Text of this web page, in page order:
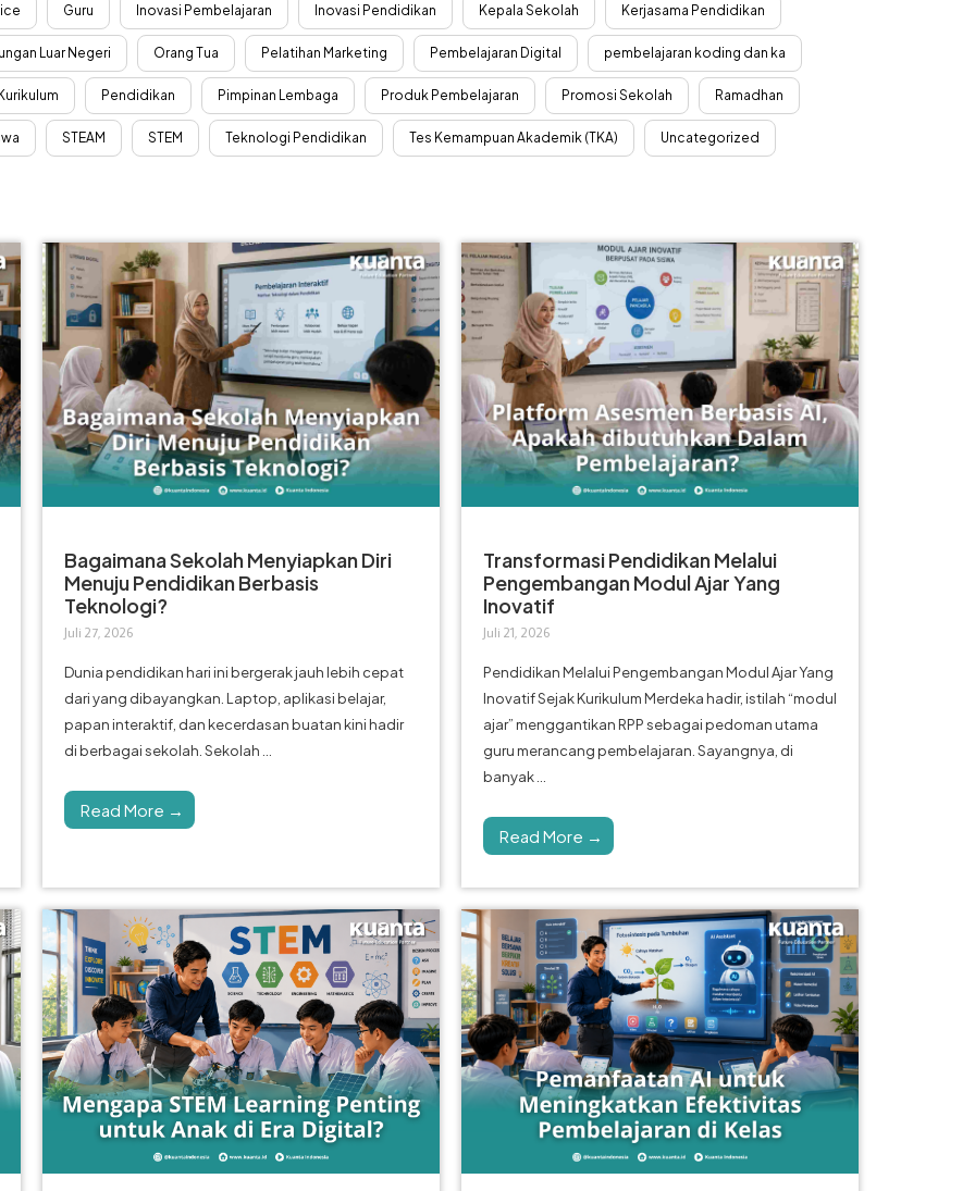
Guru Inovasi Pembelajaran Inovasi Pendidikan Kepala Sekolah Kerjasama Pendidikan
Luar Negeri Orang Tua Pelatihan Marketing Pembelajaran Digital pembelajaran koding dan ka
Pendidikan Pimpinan Lembaga Produk Pembelajaran Promosi Sekolah Ramadhan
STEAM STEM Teknologi Pendidikan Tes Kemampuan Akademik (TKA) Uncategorized
Bagaimana Sekolah Menyiapkan Diri
Menuju Pendidikan Berbasis
Teknologi?
Juli 27, 2026
Dunia pendidikan hari ini bergerak jauh lebih cepat
dari yang dibayangkan. Laptop, aplikasi belajar,
papan interaktif, dan kecerdasan buatan kini hadir
di berbagai sekolah. Sekolah ...
Read More →
Transformasi Pendidikan Melalui
Pengembangan Modul Ajar Yang
Inovatif
Juli 21, 2026
Pendidikan Melalui Pengembangan Modul Ajar Yang
Inovatif Sejak Kurikulum Merdeka hadir, istilah “modul
ajar” menggantikan RPP sebagai pedoman utama
guru merancang pembelajaran. Sayangnya, di
banyak ...
Read More →